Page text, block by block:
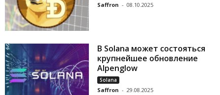
Saffron - 08.10.2025
В Solana может состояться
крупнейшее обновление
Alpenglow
Solana
Saffron - 29.08.2025